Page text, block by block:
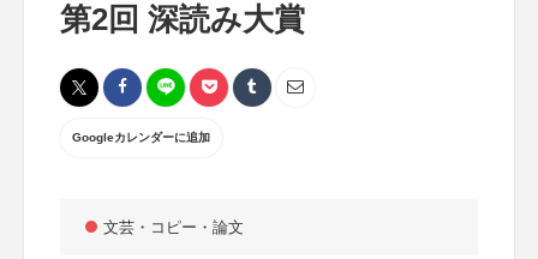
第2回 深読み大賞
Googleカレンダーに追加
文芸・コピー・論文